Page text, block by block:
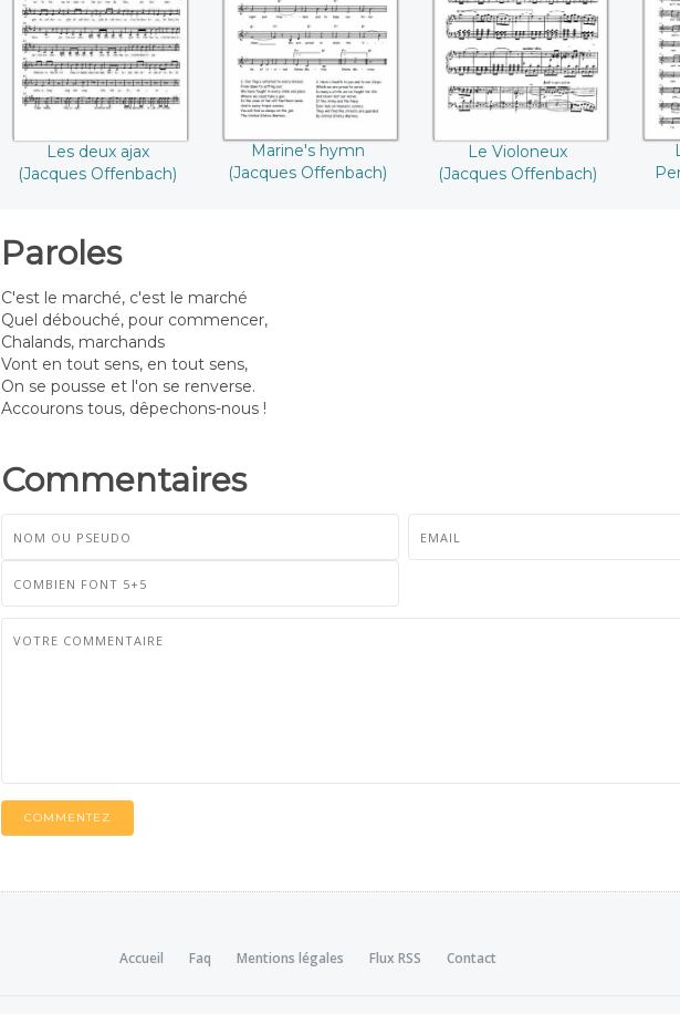
Offenbach))
Les deux ajax
(Jacques Offenbach)
Offenbach))
Marine's hymn
(Jacques Offenbach)
Offenbach))
Le Violoneux
(Jacques Offenbach)
Paroles
C'est le marché, c'est le marché
Quel débouché, pour commencer,
Chalands, marchands
Vont en tout sens, en tout sens,
On se pousse et l'on se renverse.
Accourons tous, dêpechons-nous !
Commentaires
COMMENTEZ
Accueil Faq Mentions légales Flux RSS Contact